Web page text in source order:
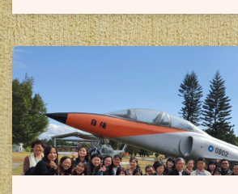
統府受獎。
本系大學部四
瑾同學榮獲台灣輔導與諮
學年度蔣建白先生獎學金
賀！本系林淑華助